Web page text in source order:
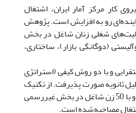
کار مرکز آمار ایران، اشتغال
رو به افزایش است. پژوهش
شغلی زنان شاغل در بخش
(دوگانگی بازار)، ساختاری،
و با دو روش کیفی (استراتژی
ثانویه صورت پذیرفت. از تکنیک
نمونه‌گیری هدفمند استفاده شده و با 50 زن شاغل در بخش غیررسمی